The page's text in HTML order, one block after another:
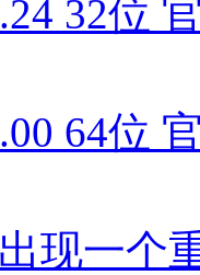
32位
64位
现一个